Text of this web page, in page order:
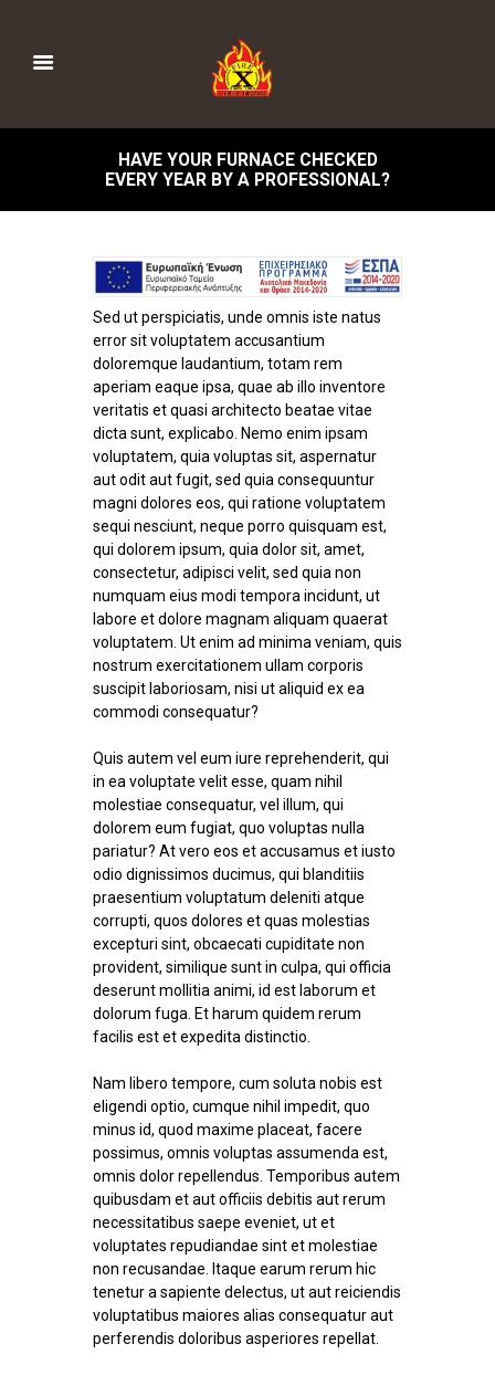
HAVE YOUR FURNACE CHECKED
EVERY YEAR BY A PROFESSIONAL?
Sed ut perspiciatis, unde omnis iste natus
error sit voluptatem accusantium
doloremque laudantium, totam rem
aperiam eaque ipsa, quae ab illo inventore
veritatis et quasi architecto beatae vitae
dicta sunt, explicabo. Nemo enim ipsam
voluptatem, quia voluptas sit, aspernatur
aut odit aut fugit, sed quia consequuntur
magni dolores eos, qui ratione voluptatem
sequi nesciunt, neque porro quisquam est,
qui dolorem ipsum, quia dolor sit, amet,
consectetur, adipisci velit, sed quia non
numquam eius modi tempora incidunt, ut
labore et dolore magnam aliquam quaerat
voluptatem. Ut enim ad minima veniam, quis
nostrum exercitationem ullam corporis
suscipit laboriosam, nisi ut aliquid ex ea
commodi consequatur?
Quis autem vel eum iure reprehenderit, qui
in ea voluptate velit esse, quam nihil
molestiae consequatur, vel illum, qui
dolorem eum fugiat, quo voluptas nulla
pariatur? At vero eos et accusamus et iusto
odio dignissimos ducimus, qui blanditiis
praesentium voluptatum deleniti atque
corrupti, quos dolores et quas molestias
excepturi sint, obcaecati cupiditate non
provident, similique sunt in culpa, qui officia
deserunt mollitia animi, id est laborum et
dolorum fuga. Et harum quidem rerum
facilis est et expedita distinctio.
Nam libero tempore, cum soluta nobis est
eligendi optio, cumque nihil impedit, quo
minus id, quod maxime placeat, facere
possimus, omnis voluptas assumenda est,
omnis dolor repellendus. Temporibus autem
quibusdam et aut officiis debitis aut rerum
necessitatibus saepe eveniet, ut et
voluptates repudiandae sint et molestiae
non recusandae. Itaque earum rerum hic
tenetur a sapiente delectus, ut aut reiciendis
voluptatibus maiores alias consequatur aut
perferendis doloribus asperiores repellat.